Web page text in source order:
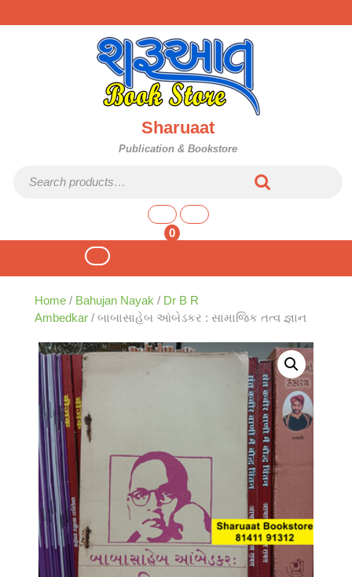
to
Sharuaat
Publication & Bookstore
0
shopping
Open
Button
Home / Bahujan Nayak / Dr B R
Ambedkar / બાબાસાહેબ આંબેડકર : સામાજિક તત્વ જ્ઞાન